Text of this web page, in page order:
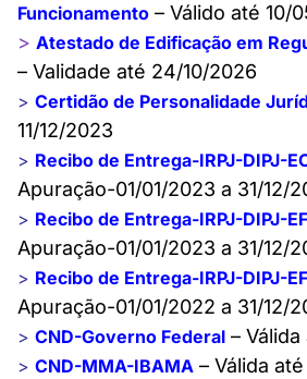
Funcionamento – Válido até 10/
> Atestado de Edificação em
– Validade até 24/10/2026
> Certidão de Personalidade
11/12/2023
> Recibo de Entrega-IRPJ-DIPJ-
Apuração-01/01/2023 a 31/12/
> Recibo de Entrega-IRPJ-DIPJ-
Apuração-01/01/2023 a 31/12/
> Recibo de Entrega-IRPJ-DIPJ-
Apuração-01/01/2022 a 31/12/
> CND-Governo Federal –
> CND-MMA-IBAMA – Válida